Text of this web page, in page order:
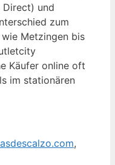
und
zum
Metzingen bis
Käufer online oft
im stationären
,